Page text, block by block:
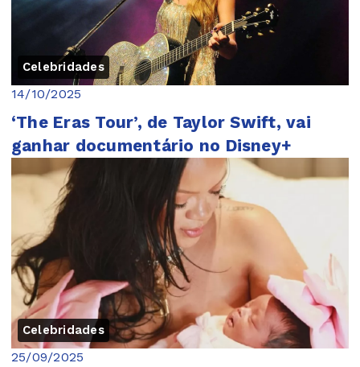
Celebridades
14/10/2025
‘The Eras Tour’, de Taylor Swift, vai
ganhar documentário no Disney+
Celebridades
25/09/2025